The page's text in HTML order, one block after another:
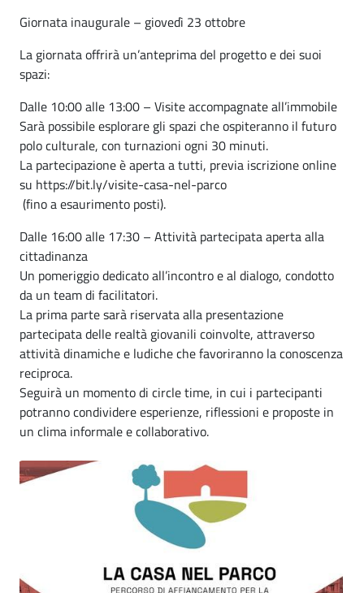
Giornata inaugurale – giovedì 23 ottobre
La giornata offrirà un’anteprima del progetto e dei suoi
spazi:
Dalle 10:00 alle 13:00 – Visite accompagnate all’immobile
Sarà possibile esplorare gli spazi che ospiteranno il futuro
polo culturale, con turnazioni ogni 30 minuti.
La partecipazione è aperta a tutti, previa iscrizione online
su https://bit.ly/visite-casa-nel-parco
(fino a esaurimento posti).
Dalle 16:00 alle 17:30 – Attività partecipata aperta alla
cittadinanza
Un pomeriggio dedicato all’incontro e al dialogo, condotto
da un team di facilitatori.
La prima parte sarà riservata alla presentazione
partecipata delle realtà giovanili coinvolte, attraverso
attività dinamiche e ludiche che favoriranno la conoscenza
reciproca.
Seguirà un momento di circle time, in cui i partecipanti
potranno condividere esperienze, riflessioni e proposte in
un clima informale e collaborativo.